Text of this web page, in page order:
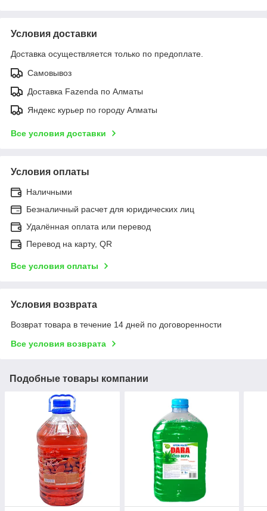
Условия доставки
Доставка осуществляется только по предоплате.
Самовывоз
Доставка Fazenda по Алматы
Яндекс курьер по городу Алматы
Все условия доставки
Условия оплаты
Наличными
Безналичный расчет для юридических лиц
Удалённая оплата или перевод
Перевод на карту, QR
Все условия оплаты
Условия возврата
Возврат товара в течение 14 дней по договоренности
Все условия возврата
Подобные товары компании